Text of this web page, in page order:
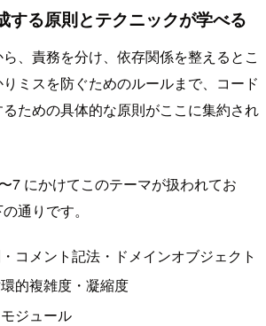
する原則とテクニックが学べる
、責務を分け、依存関係を整えるとこ
ミスを防ぐためのルールまで、コード
ための具体的な原則がここに集約され
7 にかけてこのテーマが扱われてお
通りです。
コメント記法・ドメインオブジェクト
的複雑度・凝縮度
ジュール